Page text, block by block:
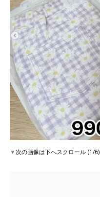
▼次の画像は下へスクロール (1/6)